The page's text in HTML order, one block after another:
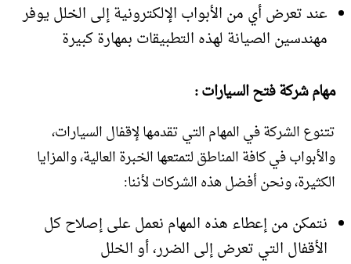
عند تعرض أي من الأبواب الإلكترونية إلى الخلل يوفر
مهندسين الصيانة لهذه التطبيقات بمهارة كبيرة
مهام شركة فتح السيارات :
تتنوع الشركة في المهام التي تقدمها لإقفال السيارات،
والأبواب في كافة المناطق لتمتعها الخبرة العالية، والمزايا
الكثيرة، ونحن أفضل هذه الشركات لأننا:
نتمكن من إعطاء هذه المهام نعمل على إصلاح كل
الأقفال التي تعرض إلى الضرر، أو الخلل